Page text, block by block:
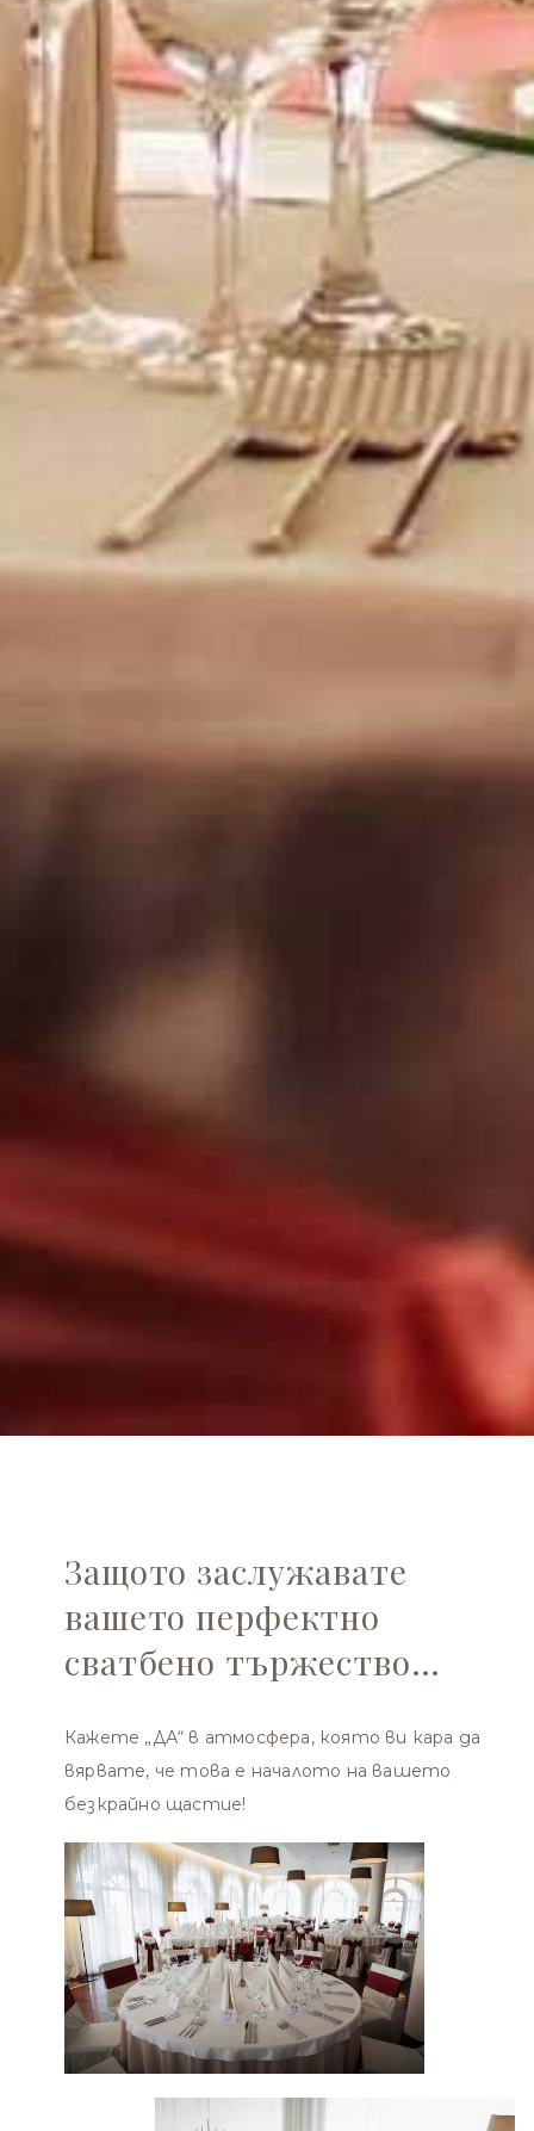
Защото заслужавате
вашето перфектно
сватбено тържество…
Кажете „ДА“ в атмосфера, която ви кара да
вярвате, че това е началото на вашето
безкрайно щастие!